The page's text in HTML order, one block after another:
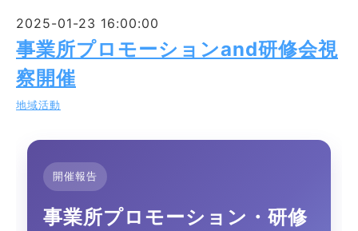
2025-01-23 16:00:00
事業所プロモーションand研修会視
察開催
地域活動
開催報告
事業所プロモーション・研修